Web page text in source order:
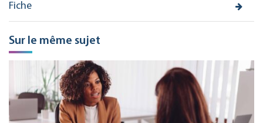
Fiche
Sur le même sujet